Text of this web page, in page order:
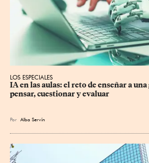
LOS ESPECIALES
IA en las aulas: el reto de enseñar a
pensar, cuestionar y evaluar
Por Alba Servín